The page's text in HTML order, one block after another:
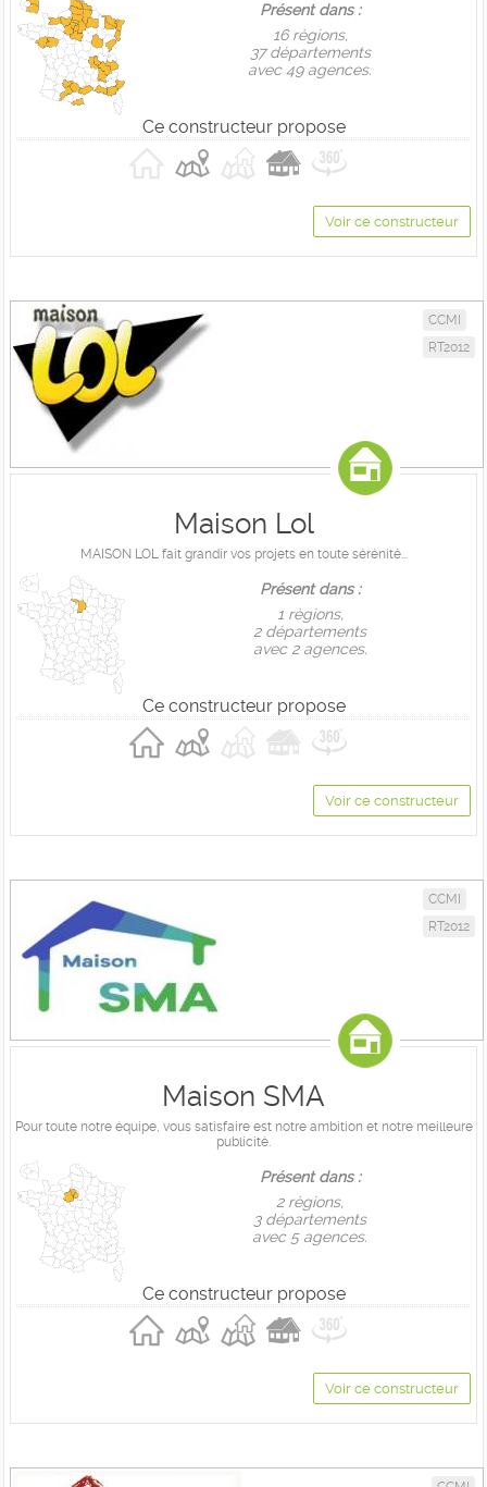
Présent dans :
16 règions,
37 départements
avec 49 agences.
Ce constructeur propose
Voir ce constructeur
CCMI
RT2012
Maison Lol
MAISON LOL fait grandir vos projets en toute sérénité...
Présent dans :
1 règions,
2 départements
avec 2 agences.
Ce constructeur propose
Voir ce constructeur
CCMI
RT2012
Maison SMA
Pour toute notre équipe, vous satisfaire est notre ambition et notre meilleure
publicité.
Présent dans :
2 règions,
3 départements
avec 5 agences.
Ce constructeur propose
Voir ce constructeur